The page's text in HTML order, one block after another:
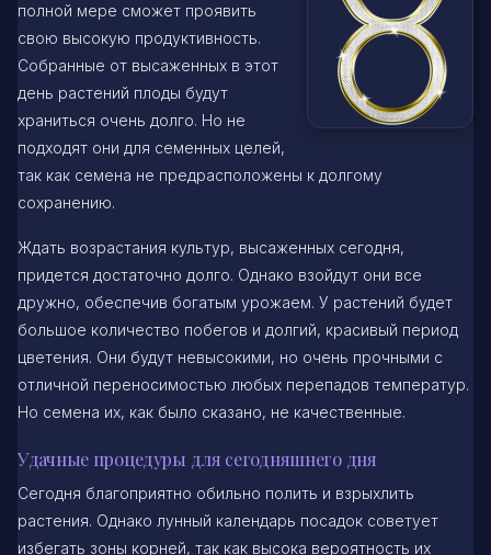
полной мере сможет проявить
свою высокую продуктивность.
Собранные от высаженных в этот
день растений плоды будут
храниться очень долго. Но не
подходят они для семенных целей,
так как семена не предрасположены к долгому
сохранению.
Ждать возрастания культур, высаженных сегодня,
придется достаточно долго. Однако взойдут они все
дружно, обеспечив богатым урожаем. У растений будет
большое количество побегов и долгий, красивый период
цветения. Они будут невысокими, но очень прочными с
отличной переносимостью любых перепадов температур.
Но семена их, как было сказано, не качественные.
Удачные процедуры для сегодняшнего дня
Сегодня благоприятно обильно полить и взрыхлить
растения. Однако лунный календарь посадок советует
избегать зоны корней, так как высока вероятность их